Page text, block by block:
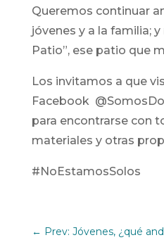
Queremos continuar
jóvenes y a la familia;
Patio”, ese patio que
Los invitamos a que
Facebook
para encontrarse con
materiales y otras
#NoEstamosSolos
← Prev: Jóvenes, ¿qué